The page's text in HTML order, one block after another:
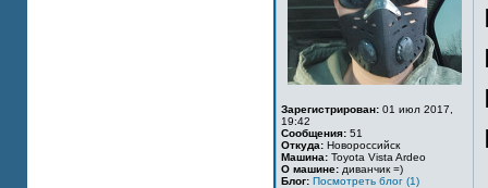
Зарегистрирован: 01 июл 2017,
19:42
Сообщения: 51
Откуда: Новороссийск
Машина: Toyota Vista Ardeo
О машине: диванчик =)
Блог: Посмотреть блог (1)